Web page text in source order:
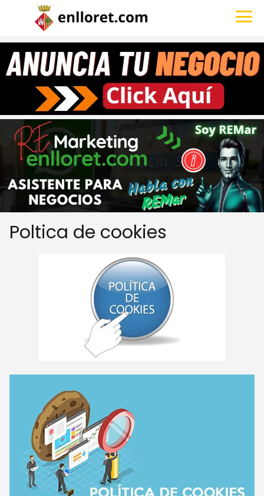
Poltica de cookies